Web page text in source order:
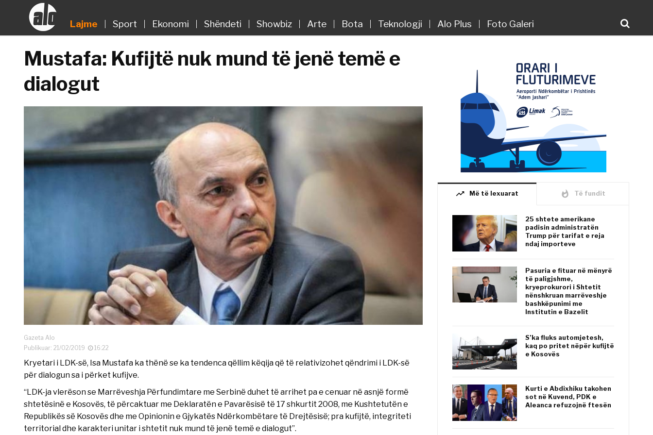
Lajme Sport Ekonomi Shëndeti Showbiz Arte Bota Teknologji Alo Plus Foto Galeri
Mustafa: Kufijtë nuk mund të jenë temë e
dialogut
Gazeta Alo
Publikuar: 21/02/2019
16:22
Kryetari i LDK-së, Isa Mustafa ka thënë se ka tendenca qëllim këqija që të relativizohet qëndrimi i LDK-së
për dialogun sa i përket kufijve.
“LDK-ja vlerëson se Marrëveshja Përfundimtare me Serbinë duhet të arrihet pa e cenuar në asnjë formë
shtetësinë e Kosovës, të përcaktuar me Deklaratën e Pavarësisë të 17 shkurtit 2008, me Kushtetutën e
Republikës së Kosovës dhe me Opinionin e Gjykatës Ndërkombëtare të Drejtësisë; pra kufijtë, integriteti
territorial dhe karakteri unitar i shtetit nuk mund të jenë temë e dialogut”.
trending_up Më të lexuarat whatshot Të fundit
25 shtete amerikane
padisin administratën
Trump për tarifat e reja
ndaj importeve
Pasuria e fituar në mënyrë
të paligjshme,
kryeprokurori i Shtetit
nënshkruan marrëveshje
bashkëpunimi me
Institutin e Bazelit
S’ka fluks automjetesh,
kaq po pritet nëpër kufijtë
e Kosovës
Kurti e Abdixhiku takohen
sot në Kuvend, PDK e
Aleanca refuzojnë ftesën